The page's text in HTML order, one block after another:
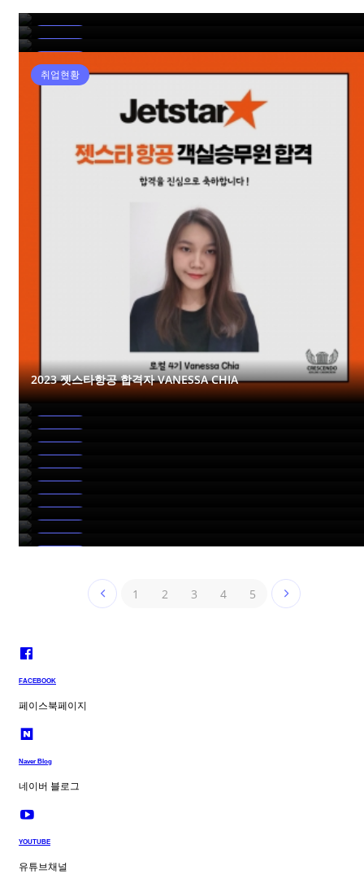
취업현황
2023 오만항공 합격자 MIRI HEO
취업현황
2023 카타르항공 합격자 JEEMIN PARK
취업현황
2023 젯스타항공 합격자 VANESSA CHIA
취업현황
2023 에어아시아X 합격자 SUBIN PARK
취업현황
2023 쿠웨이트항공 합격자 DAYOUNG KANG
취업현황
2023 에어아시아X 합격자 GOHEUN JEONG
취업현황
2023 에어아라비아 합격자 EUNJO MIN
취업현황
2022 말레이시아항공 합격자 YUNA KO
취업현황
2022 플라이나스 합격자 YUJI NAM
취업현황
2022 티웨이항공 합격자 SOMIN PARK
취업현황
2022 플라이나스 합격자 MINJU SHIN
취업현황
2022 스쿳항공 합격자 ZIA XUAN
취업현황
2022 싱가포르항공 합격자 HUAN YOU
취업현황
2022 카타르항공 합격자 SOHYEONG JANG
1 2 3 4 5
FACEBOOK
페이스북페이지
Naver Blog
네이버 블로그
YOUTUBE
유튜브채널